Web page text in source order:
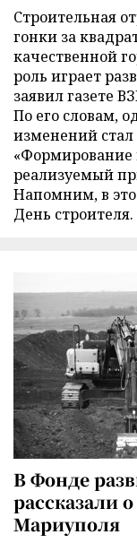
Строительная
гонки за
качественной
роль играет
заявил газете
По его словам,
изменений
«Формирование
реализуемый
Напомним, в это
День строителя.
В Фонде
рассказали
Мариуполя